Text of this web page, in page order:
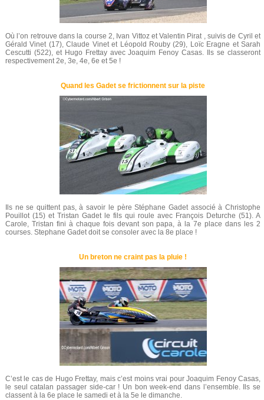
Où l’on retrouve dans la course 2, Ivan Vittoz et Valentin Pirat , suivis de Cyril et
Gérald Vinet (17), Claude Vinet et Léopold Rouby (29), Loïc Eragne et Sarah
Cescutti (522), et Hugo Frettay avec Joaquim Fenoy Casas. Ils se classeront
respectivement 2e, 3e, 4e, 6e et 5e !
Quand les Gadet se frictionnent sur la piste
Ils ne se quittent pas, à savoir le père Stéphane Gadet associé à Christophe
Pouillot (15) et Tristan Gadet le fils qui roule avec François Deturche (51). A
Carole, Tristan fini à chaque fois devant son papa, à la 7e place dans les 2
courses. Stephane Gadet doit se consoler avec la 8e place !
Un breton ne craint pas la pluie !
C’est le cas de Hugo Frettay, mais c’est moins vrai pour Joaquim Fenoy Casas,
le seul catalan passager side-car ! Un bon week-end dans l’ensemble. Ils se
classent à la 6e place le samedi et à la 5e le dimanche.